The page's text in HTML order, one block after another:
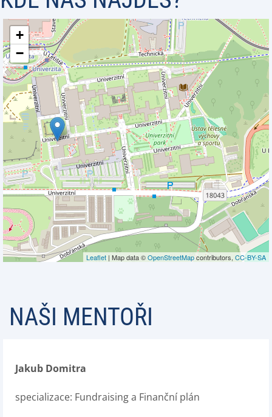
+
−
Leaflet | Map data ©OpenStreetMapcontributors, CC-BY-SA
NAŠI MENTOŘI
Jakub Domitra
specializace: Fundraising a Finanční plán